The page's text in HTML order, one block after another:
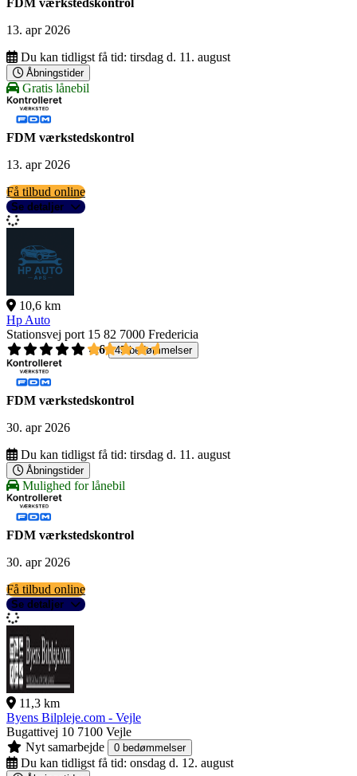
FDM værkstedskontrol
13. apr 2026
Du kan tidligst få tid: tirsdag d. 11. august
Åbningstider
Gratis lånebil
FDM værkstedskontrol
13. apr 2026
Få tilbud online
Se detaljer
10,6 km
Hp Auto
Stationsvej port 15 82 7000 Fredericia
4,6
45 bedømmelser
FDM værkstedskontrol
30. apr 2026
Du kan tidligst få tid: tirsdag d. 11. august
Åbningstider
Mulighed for lånebil
FDM værkstedskontrol
30. apr 2026
Få tilbud online
Se detaljer
11,3 km
Byens Bilpleje.com - Vejle
Bugattivej 10 7100 Vejle
Nyt samarbejde
0 bedømmelser
Du kan tidligst få tid: onsdag d. 12. august